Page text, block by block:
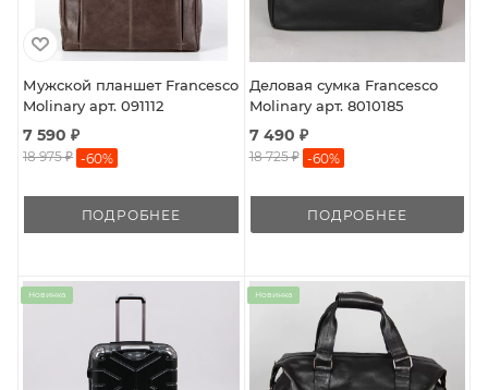
Мужской планшет Francesco
Molinary арт. 091112
7 590 ₽
18 975 ₽ -60%
ПОДРОБНЕЕ
Деловая сумка Francesco
Molinary арт. 8010185
7 490 ₽
18 725 ₽ -60%
ПОДРОБНЕЕ
Новинка Новинка